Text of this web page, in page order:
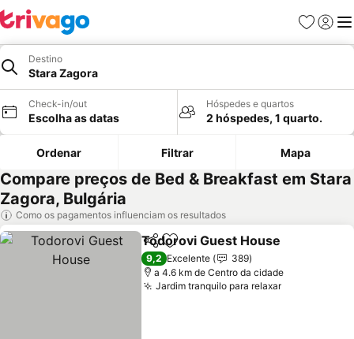
Favoritos
Iniciar
Destino
Stara Zagora
Check-in/out
Escolha as datas
Hóspedes e quartos
2 hóspedes, 1 quarto.
Ordenar Filtrar Mapa
Compare preços de Bed & Breakfast em Stara
Zagora, Bulgária
Como os pagamentos influenciam os resultados
PartilharAdicionar aos favoritos
Todorovi Guest House
9,2 Excelente
389
a 4.6 km de Centro da cidade
Jardim tranquilo para relaxarVer preços